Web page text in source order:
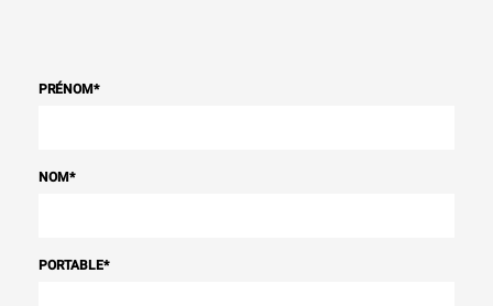
PRÉNOM*
NOM*
PORTABLE*